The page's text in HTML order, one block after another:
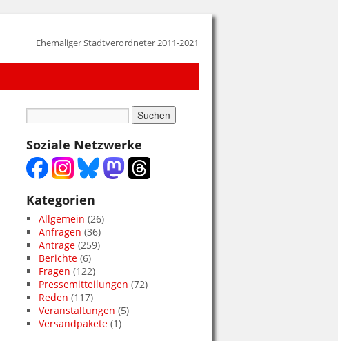
Ehemaliger Stadtverordneter 2011-2021
Soziale Netzwerke
Kategorien
Allgemein (26)
Anfragen (36)
Anträge (259)
Berichte (6)
Fragen (122)
Pressemitteilungen (72)
Reden (117)
Veranstaltungen (5)
Versandpakete (1)